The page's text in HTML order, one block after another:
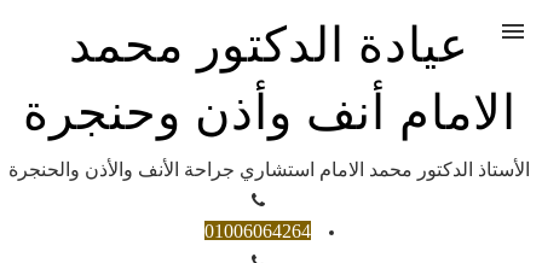
عيادة الدكتور محمد
الامام أنف وأذن وحنجرة
الأستاذ الدكتور محمد الامام استشاري جراحة الأنف والأذن والحنجرة
01006064264